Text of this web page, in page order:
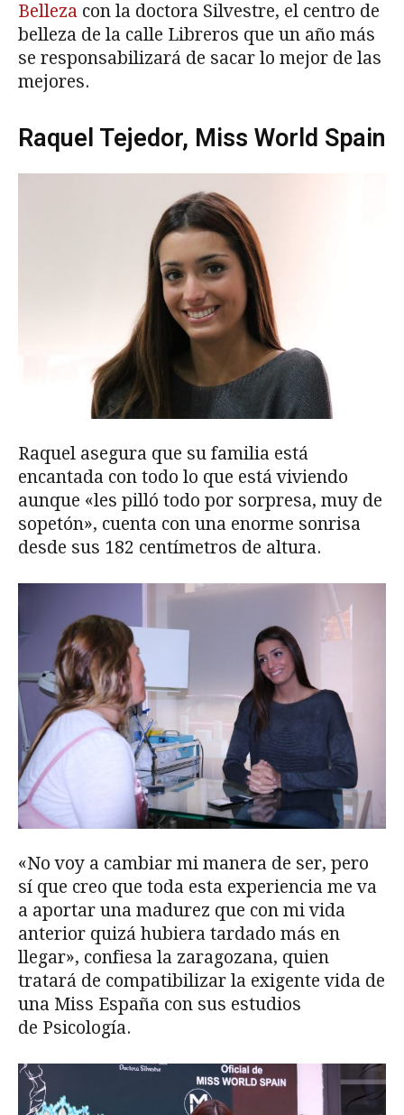
Belleza con la doctora Silvestre, el centro de
belleza de la calle Libreros que un año más
se responsabilizará de sacar lo mejor de las
mejores.
Raquel Tejedor, Miss World Spain
Raquel asegura que su familia está
encantada con todo lo que está viviendo
aunque «les pilló todo por sorpresa, muy de
sopetón», cuenta con una enorme sonrisa
desde sus 182 centímetros de altura.
«No voy a cambiar mi manera de ser, pero
sí que creo que toda esta experiencia me va
a aportar una madurez que con mi vida
anterior quizá hubiera tardado más en
llegar», confiesa la zaragozana, quien
tratará de compatibilizar la exigente vida de
una Miss España con sus estudios
de Psicología.